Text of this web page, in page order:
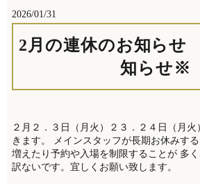
2026/01/31
2月の連休のお知ら
知らせ※
２月２．３日（月火）２３．２４日（月
きます。 メインスタッフが長期お休みす
増えたり予約や入場を制限することが 多
訳ないです。宜しくお願い致します。